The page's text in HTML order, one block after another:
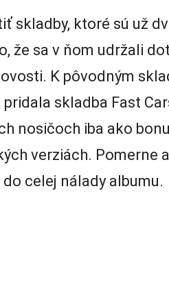
skladby, ktoré sú už
že sa v ňom udržali
K pôvodným
pridala skladba Fast
nosičoch iba ako
verziách. Pomerne
do celej nálady albumu.